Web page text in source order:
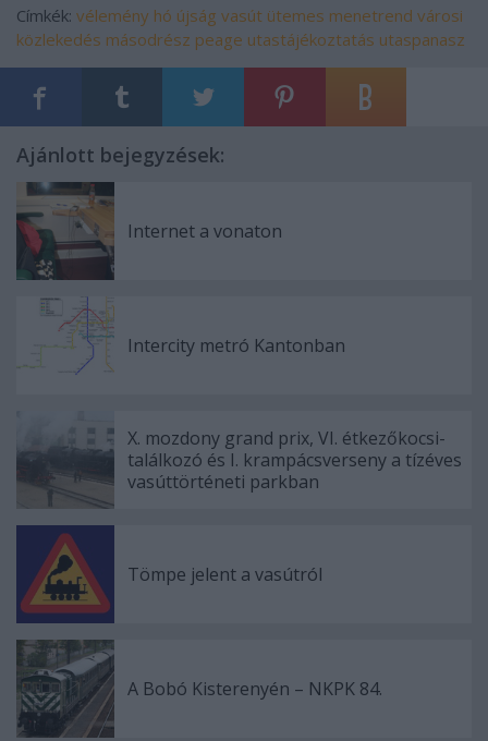
Címkék: vélemény hó újság vasút ütemes menetrend városi
közlekedés másodrész peage utastájékoztatás utaspanasz
Ajánlott bejegyzések:
Internet a vonaton
Intercity metró Kantonban
X. mozdony grand prix, VI. étkezőkocsi-
találkozó és I. krampácsverseny a tízéves
vasúttörténeti parkban
Tömpe jelent a vasútról
A Bobó Kisterenyén – NKPK 84.